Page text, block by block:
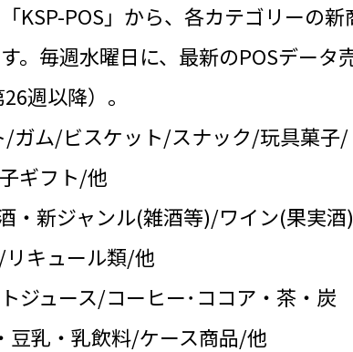
KSP-POS」から、各カテゴリーの新
。毎週水曜日に、最新のPOSデータ
週以降）。
ム/ビスケット/スナック/玩具菓子/
ギフト/他
新ジャンル(雑酒等)/ワイン(果実
キュール類/他
ュース/コーヒー･ココア・茶・炭
豆乳・乳飲料/ケース商品/他